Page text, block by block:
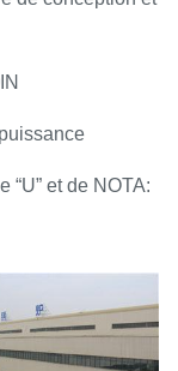
“U” et de NOTA: